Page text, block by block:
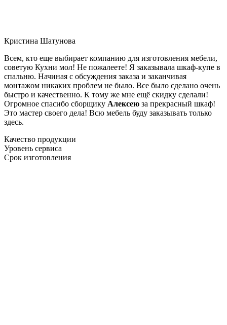
Кристина Шатунова
Всем, кто еще выбирает компанию для изготовления мебели,
советую Кухни мол! Не пожалеете! Я заказывала шкаф-купе в
спальню. Начиная с обсуждения заказа и заканчивая
монтажом никаких проблем не было. Все было сделано очень
быстро и качественно. К тому же мне ещё скидку сделали!
Огромное спасибо сборщику Алексею за прекрасный шкаф!
Это мастер своего дела! Всю мебель буду заказывать только
здесь.
Качество продукции
Уровень сервиса
Срок изготовления